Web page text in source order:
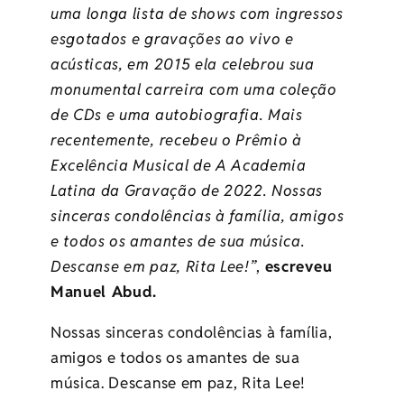
uma longa lista de shows com ingressos
esgotados e gravações ao vivo e
acústicas, em 2015 ela celebrou sua
monumental carreira com uma coleção
de CDs e uma autobiografia. Mais
recentemente, recebeu o Prêmio à
Excelência Musical de A Academia
Latina da Gravação de 2022. Nossas
sinceras condolências à família, amigos
e todos os amantes de sua música.
Descanse em paz, Rita Lee!”, escreveu
Manuel Abud.
Nossas sinceras condolências à família,
amigos e todos os amantes de sua
música. Descanse em paz, Rita Lee!